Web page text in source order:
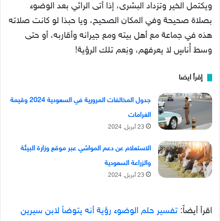
ويكتمل الخير وتزداد البشرى، إذا أتى الرائي بعد الوضوء
بصلاة صحيحة وفي المكان الصحيح، ويا حبذا لو كانت صلاته
هذه في جماعة مع أهل بيته ومع جيرانه وأقاربه، أو حتى
وسط أُناسٍ لا يعرفهم، ونِعم تلك الرؤية!
إقرأ ايضا
جدول المخالفات المرورية في السعودية 2024 وقيمة
الغرامات
23 أبريل, 2024
الاستعلام عن دعم المواشي عبر موقع وزارة البيئة
والزراعة السعودية
23 أبريل, 2024
اقرأ أيضاً: تفسير حلم الوضوء رؤية أنه يتوضأ لابن سيرين